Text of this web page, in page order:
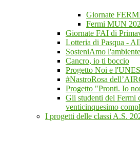
Giornate
Fermi MUN
Giornate FAI di
Lotteria di Pasqua -
SosteniAmo
Cancro, io ti boccio
Progetto Noi e
#NastroRosa
Progetto "Pronti. Io
Gli studenti del
venticinquesimo
I progetti delle classi A.S.